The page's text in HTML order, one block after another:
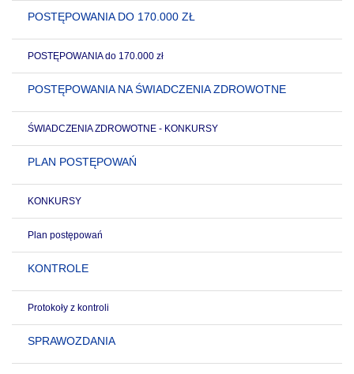
POSTĘPOWANIA DO 170.000 ZŁ
POSTĘPOWANIA do 170.000 zł
POSTĘPOWANIA NA ŚWIADCZENIA ZDROWOTNE
ŚWIADCZENIA ZDROWOTNE - KONKURSY
PLAN POSTĘPOWAŃ
KONKURSY
Plan postępowań
KONTROLE
Protokoły z kontroli
SPRAWOZDANIA